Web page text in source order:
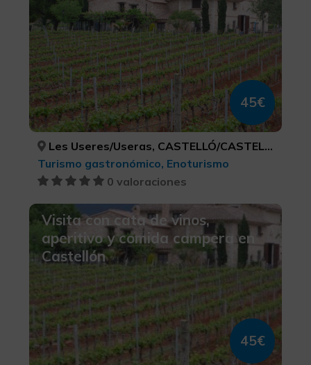
45€
Les Useres/Useras, CASTELLÓ/CASTELLÓN
Turismo gastronómico, Enoturismo
0 valoraciones
Visita con cata de vinos,
aperitivo y comida campera en
Castellón
45€